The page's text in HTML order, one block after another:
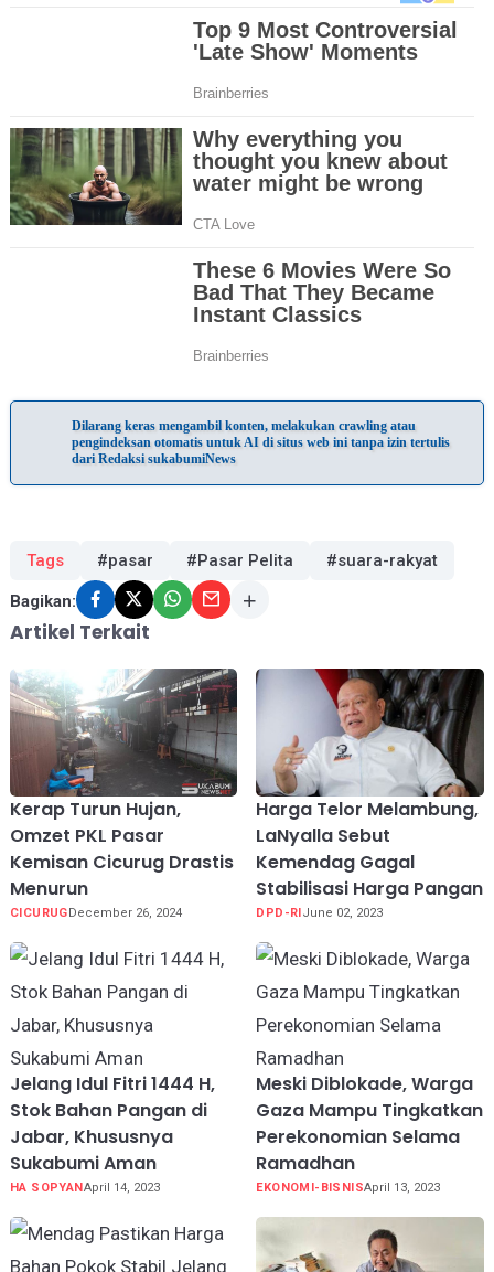
Dilarang keras mengambil konten, melakukan crawling atau
pengindeksan otomatis untuk AI di situs web ini tanpa izin tertulis
dari Redaksi sukabumiNews
Tags #pasar #Pasar Pelita #suara-rakyat
Bagikan:
Artikel Terkait
Kerap Turun Hujan,
Omzet PKL Pasar
Kemisan Cicurug Drastis
Menurun
CICURUG December 26, 2024
Harga Telor Melambung,
LaNyalla Sebut
Kemendag Gagal
Stabilisasi Harga Pangan
DPD-RI June 02, 2023
Jelang Idul Fitri 1444 H,
Stok Bahan Pangan di
Jabar, Khususnya
Sukabumi Aman
HA SOPYANApril 14, 2023
Meski Diblokade, Warga
Gaza Mampu Tingkatkan
Perekonomian Selama
Ramadhan
EKONOMI-BISNISApril 13, 2023